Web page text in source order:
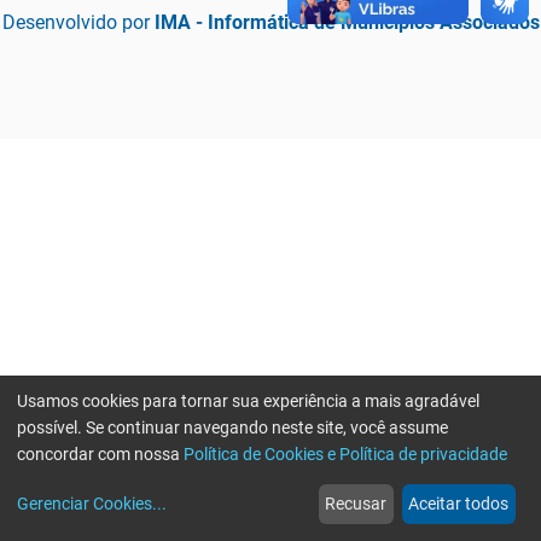
Desenvolvido por IMA - Informática de Municípios Associados
web
Notícias
more_horiz
Mais
Usamos cookies para tornar sua experiência a mais agradável
possível. Se continuar navegando neste site, você assume
concordar com nossa Política de Cookies e Política de privacidade
Gerenciar Cookies... Recusar Aceitar todos
Erro ao enviar informações, por favor tente novamente